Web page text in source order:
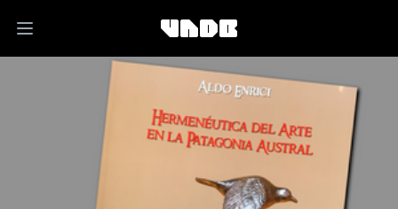
Open main menu